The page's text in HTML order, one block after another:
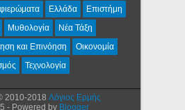
Ελλάδα
Επιστήμη
Μυθολογία
Νέα Τάξη
και Επινόηση
Οικονομία
Τεχνολογία
2010-2018 Λόγιος Ερμής
- Powered by Blogger